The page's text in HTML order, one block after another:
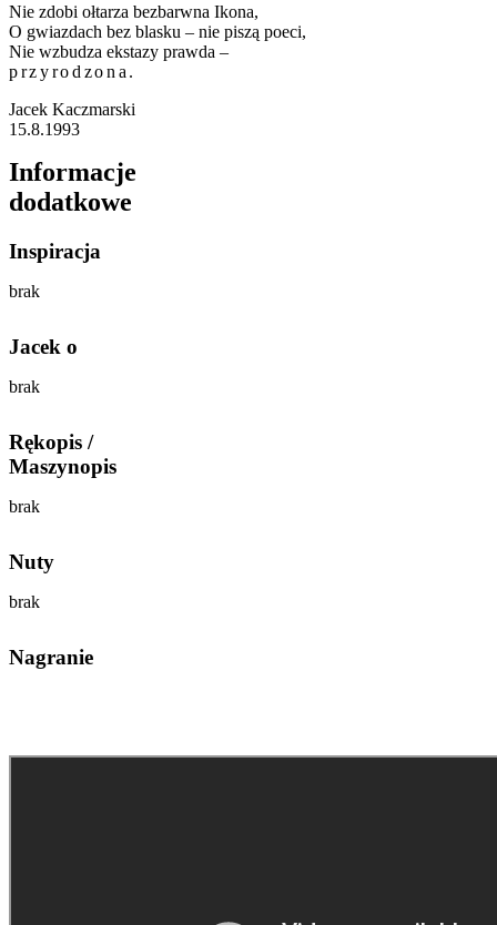
Nie zdobi ołtarza bezbarwna Ikona,
O gwiazdach bez blasku – nie piszą poeci,
Nie wzbudza ekstazy prawda –
przyrodzona .
Jacek Kaczmarski
15.8.1993
Informacje
dodatkowe
Inspiracja
brak
Jacek o
brak
Rękopis /
Maszynopis
brak
Nuty
brak
Nagranie